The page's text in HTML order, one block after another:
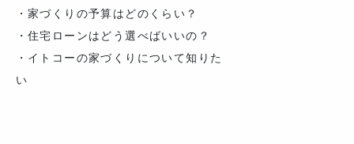
・家づくりの予算はどのくらい？
・住宅ローンはどう選べばいいの？
・イトコーの家づくりについて知りた
い